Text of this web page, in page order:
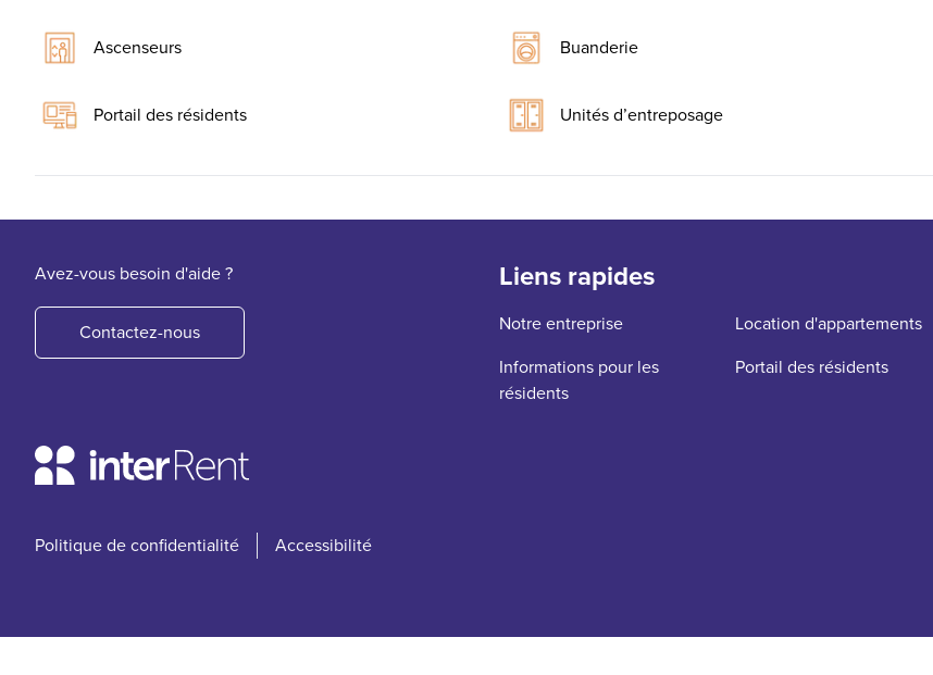
Ascenseurs Buanderie
Portail des résidents Unités d’entreposage
Avez-vous besoin d'aide ?
Contactez-nous
Liens rapides
Notre entreprise Location d'appartements
Informations pour les
résidents
Portail des résidents
Politique de confidentialité Accessibilité